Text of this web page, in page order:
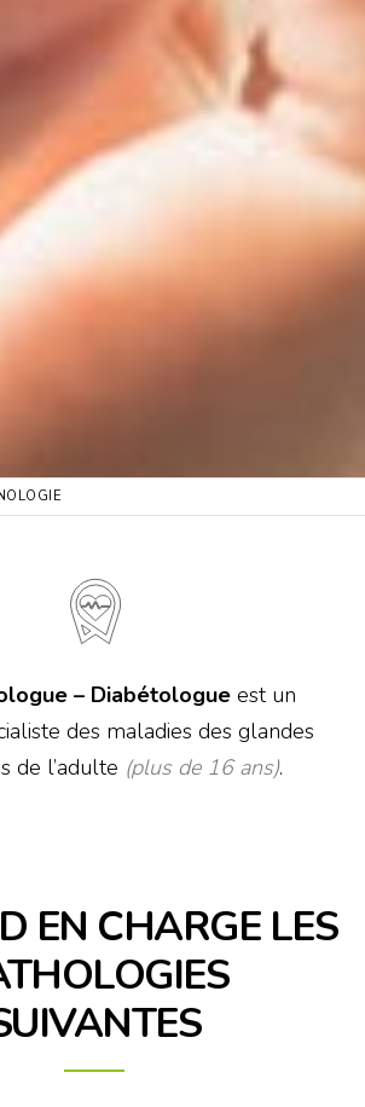
– Diabétologue est un
des maladies des glandes
de l’adulte (plus de 16 ans).
EN CHARGE LES